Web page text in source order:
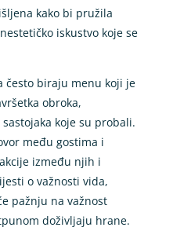
kako bi pružila
iskustvo koje se
često biraju menu koji je
obroka,
koje su probali.
među gostima i
između njih i
o važnosti vida,
pažnju na važnost
doživljaju hrane.